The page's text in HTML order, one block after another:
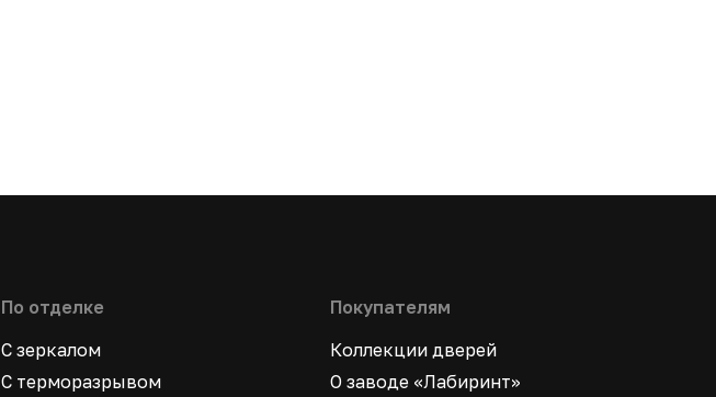
По отделке
С зеркалом
С терморазрывом
Покупателям
Коллекции дверей
О заводе «Лабиринт»